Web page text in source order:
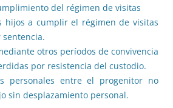
del régimen de visitas
hijos a cumplir el régimen de visitas
otros períodos de convivencia
por resistencia del custodio.
personales entre el progenitor no
sin desplazamiento personal.